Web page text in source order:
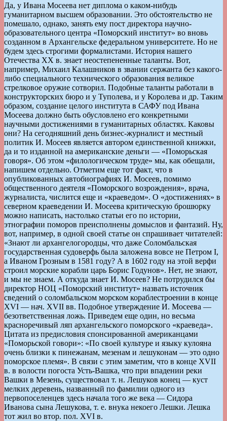
Да, у Ивана Мосеева нет диплома о каком-нибудь
гуманитарном высшем образовании. Это обстоятельство не
помешало, однако, занять ему пост директора научно-
образовательного центра «Поморский институт» во вновь
созданном в Архангельске федеральном университете. Но не
будем здесь строгими формалистами. История нашего
Отечества ХХ в. знает неостепененные таланты. Вот,
например, Михаил Калашников в звании сержанта без какого-
либо специального технического образования великое
стрелковое оружие сотворил. Подобные таланты работали в
конструкторских бюро и у Туполева, и у Королева и др. Таким
образом, создание целого института в САФУ под Ивана
Мосеева должно быть обусловлено его конкретными
научными достижениями в гуманитарных областях. Каковы
они? На сегодняшний день бизнес-журналист и местный
политик И. Мосеев является автором единственной книжки,
да и то изданной на американские деньги — «Поморьская
говоря». Об этом «филологическом труде» мы, как обещали,
напишем отдельно. Отметим еще тот факт, что в
опубликованных автобиографиях И. Мосеев, помимо
общественного деятеля «Поморского возрождения», врача,
журналиста, числится еще и «краеведом». О «достижениях» в
северном краеведении И. Мосеева критическую брошюрку
можно написать, настолько статьи его по истории,
этнографии поморов преисполнены домыслов и фантазий. Ну,
вот, например, в одной своей статье он спрашивает читателей:
«Знают ли архангелогородцы, что даже Соломбальская
государственная судоверфь была заложена вовсе не Петром I,
а Иваном Грозным в 1581 году? А в 1602 году на этой верфи
строил морские корабли царь Борис Годунов». Нет, не знают,
и мы не знаем. А откуда знает И. Мосеев? Не потрудился бы
директор НОЦ «Поморский институт» назвать источник
сведений о соломбальском морском кораблестроении в конце
ХVI — нач. ХVII вв. Подобное утверждение И. Мосеева —
безответственная ложь. Приведем еще один, но весьма
красноречивый ляп архангельского поморского «краеведа».
Цитата из предисловия спонсированной американцами
«Поморьской говори»: «По своей культуре и языку кулояна
очень близки к пинежанам, мезенам и лешуконам — это одно
поморское племя». В связи с этим заметим, что в конце ХVII
в. в волости погоста Усть-Вашка, что при впадении реки
Вашки в Мезень, существовал т. н. Лешуков конец — куст
мелких деревень, названный по фамилии одного из
первопоселенцев здесь начала того же века — Сидора
Иванова сына Лешукова, т. е. внука некоего Лешки. Лешка
тот жил во втор. пол. ХVI в.